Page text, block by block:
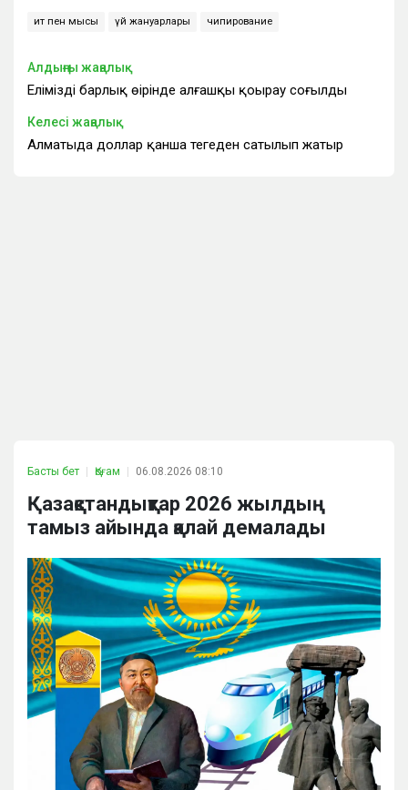
ит пен мысық үй жануарлары чипирование
Алдыңғы жаңалық
Еліміздің барлық өңірінде алғашқы қоңырау соғылды
Келесі жаңалық
Алматыда доллар қанша теңгеден сатылып жатыр
Басты бет Қоғам 06.08.2026 08:10
Қазақстандықтар 2026 жылдың
тамыз айында қалай демалады